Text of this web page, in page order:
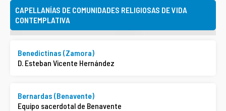
CAPELLANÍAS DE COMUNIDADES RELIGIOSAS DE VIDA
CONTEMPLATIVA
Benedictinas (Zamora)
D. Esteban Vicente Hernández
Bernardas (Benavente)
Equipo sacerdotal de Benavente